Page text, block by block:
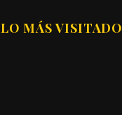
LO MÁS VISITADO